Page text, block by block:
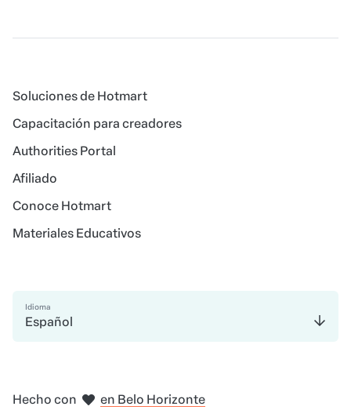
Soluciones de Hotmart
Capacitación para creadores
Authorities Portal
Afiliado
Conoce Hotmart
Materiales Educativos
Idioma
Español
Hecho con
en Madrid